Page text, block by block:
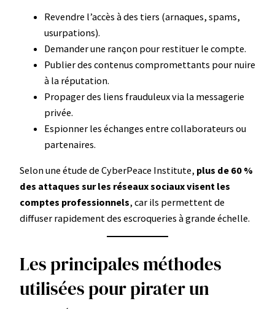
Revendre l’accès à des tiers (arnaques, spams,
usurpations).
Demander une rançon pour restituer le compte.
Publier des contenus compromettants pour nuire
à la réputation.
Propager des liens frauduleux via la messagerie
privée.
Espionner les échanges entre collaborateurs ou
partenaires.
Selon une étude de CyberPeace Institute, plus de 60 %
des attaques sur les réseaux sociaux visent les
comptes professionnels, car ils permettent de
diffuser rapidement des escroqueries à grande échelle.
Les principales méthodes
utilisées pour pirater un